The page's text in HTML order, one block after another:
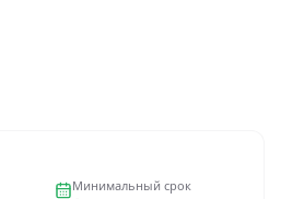
Минимальный срок